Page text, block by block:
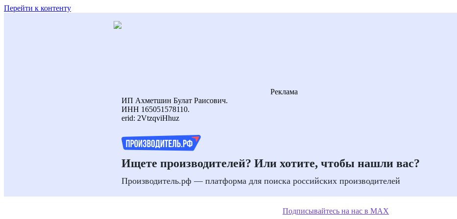
Перейти к контенту
Реклама
ИП Ахметшин Булат Раисович.
ИНН 165051578110.
erid: 2VtzqviHhuz
Ищете производителей? Или хотите, чтобы нашли вас?
Производитель.рф — платформа для поиска российских производителей
Подписывайтесь на нас в MAX